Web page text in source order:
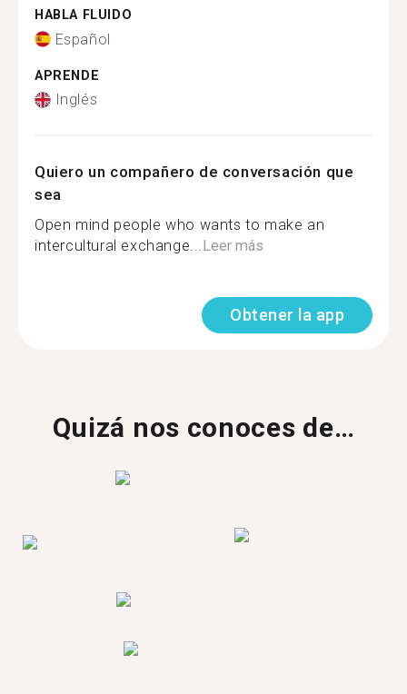
HABLA FLUIDO
Español
APRENDE
Inglés
Quiero un compañero de conversación que
sea
Open mind people who wants to make an
intercultural exchange...Leer más
Obtener la app
Quizá nos conoces de…